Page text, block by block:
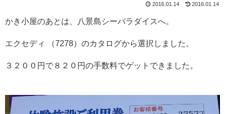
2016.01.14 2016.01.14
かき小屋のあとは、八景島シーパラダイスへ。
エクセディ （7278）のカタログから選択しました。
３２００円で８２０円の手数料でゲットできました。